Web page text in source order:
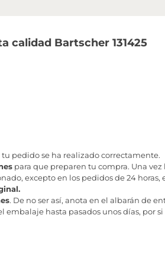
calidad Bartscher 131425
pedido se ha realizado correctamente.
para que preparen tu compra. Una
excepto en los pedidos de 24 horas,
. De no ser así, anota en el albarán de
hasta pasados unos días, por